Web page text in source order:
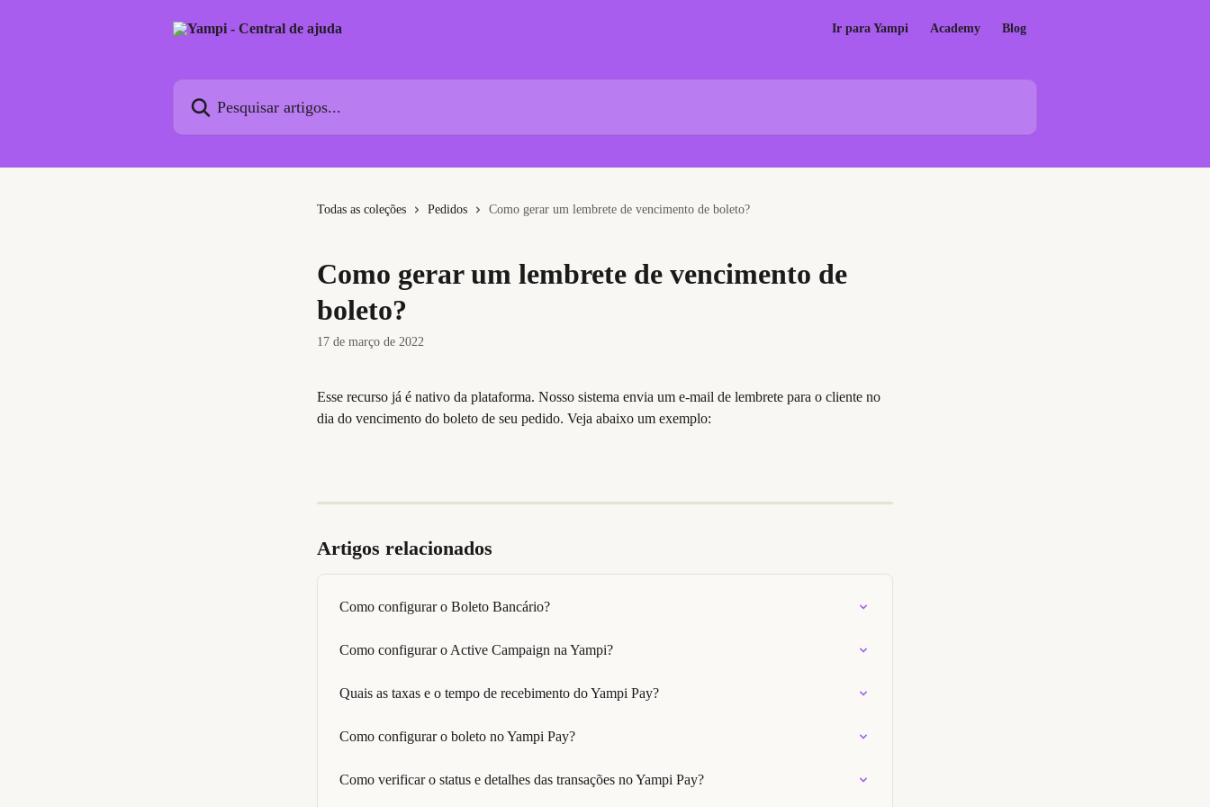
Ir para Yampi Academy Blog
Todas as coleções Pedidos Como gerar um lembrete de vencimento de boleto?
Como gerar um lembrete de vencimento de
boleto?
17 de março de 2022
Esse recurso já é nativo da plataforma. Nosso sistema envia um e-mail de lembrete para o cliente no
dia do vencimento do boleto de seu pedido. Veja abaixo um exemplo:
Artigos relacionados
Como configurar o Boleto Bancário?
Como configurar o Active Campaign na Yampi?
Quais as taxas e o tempo de recebimento do Yampi Pay?
Como configurar o boleto no Yampi Pay?
Como verificar o status e detalhes das transações no Yampi Pay?